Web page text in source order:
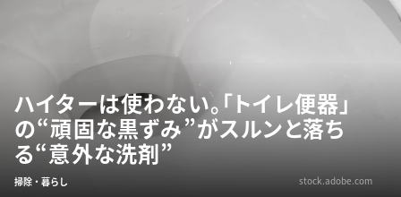
ハイターは使わない。「トイレ便器」
の“頑固な黒ずみ”がスルンと落ち
る“意外な洗剤”
掃除・暮らし stock.adobe.com